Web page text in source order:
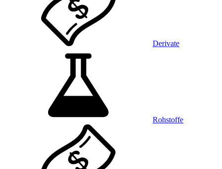
Derivate
Rohstoffe